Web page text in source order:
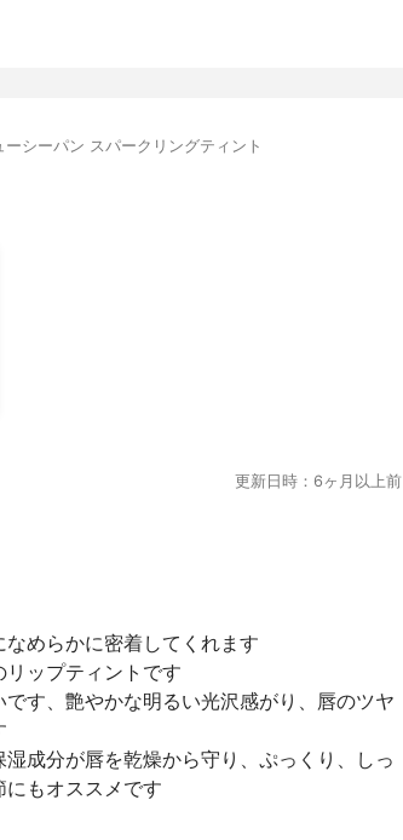
シーパン スパークリングティント
更新日時：6ヶ月以上前
めらかに密着してくれます
ップティントです
す、艶やかな明るい光沢感がり、唇のツヤ
成分が唇を乾燥から守り、ぷっくり、しっ
もオススメです